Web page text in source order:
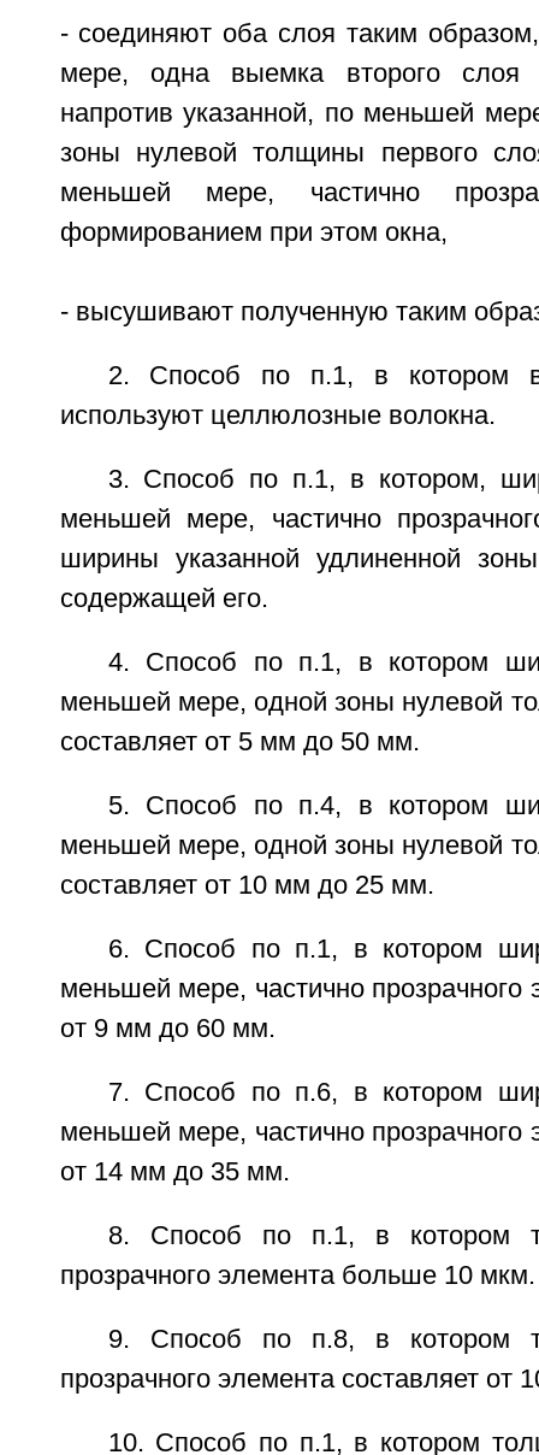
- соединяют оба слоя таким
мере, одна выемка второго слоя
напротив указанной, по меньшей
зоны нулевой толщины первого
меньшей мере, частично
формированием при этом окна,
- высушивают полученную таким
2. Способ по п.1, в котором в
используют целлюлозные волокна.
3. Способ по п.1, в котором,
меньшей мере, частично
ширины указанной удлиненной
содержащей его.
4. Способ по п.1, в котором
меньшей мере, одной зоны нулевой
составляет от 5 мм до 50 мм.
5. Способ по п.4, в котором
меньшей мере, одной зоны нулевой
составляет от 10 мм до 25 мм.
6. Способ по п.1, в котором
меньшей мере, частично прозрачного
от 9 мм до 60 мм.
7. Способ по п.6, в котором
меньшей мере, частично прозрачного
от 14 мм до 35 мм.
8. Способ по п.1, в котором
прозрачного элемента больше 10 мкм.
9. Способ по п.8, в котором
прозрачного элемента составляет от
10. Способ по п.1, в котором